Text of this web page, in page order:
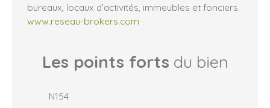
bureaux, locaux d’activités, immeubles et fonciers.
www.reseau-brokers.com
Les points forts du bien
N154